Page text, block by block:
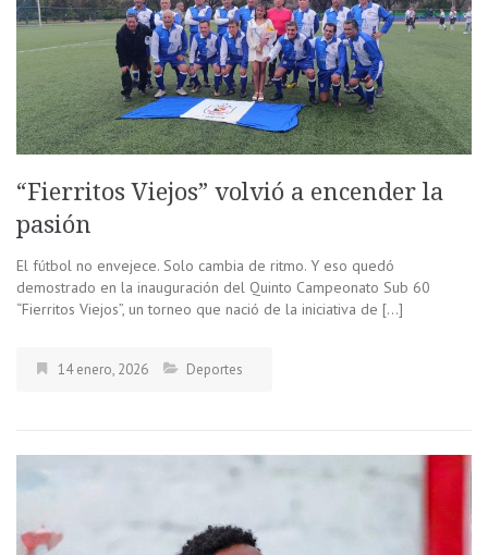
“Fierritos Viejos” volvió a encender la
pasión
El fútbol no envejece. Solo cambia de ritmo. Y eso quedó
demostrado en la inauguración del Quinto Campeonato Sub 60
“Fierritos Viejos”, un torneo que nació de la iniciativa de […]
14 enero, 2026 Deportes